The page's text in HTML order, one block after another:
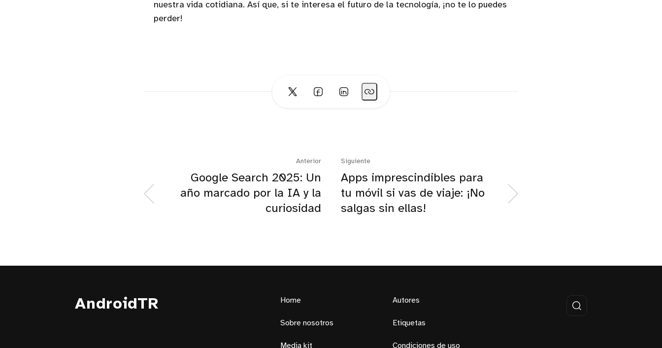
nuestra vida cotidiana. Así que, si te interesa el futuro de la tecnología, ¡no te lo puedes
perder!
Siguiente
Apps imprescindibles para
tu móvil si vas de viaje: ¡No
salgas sin ellas!
Anterior
Google Search 2025: Un
año marcado por la IA y la
curiosidad
AndroidTR Home
Sobre nosotros
Media kit
Autores
Etiquetas
Condiciones de uso